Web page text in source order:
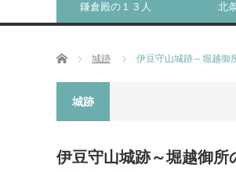
鎌倉殿の１３人 北
ホーム 城跡 伊豆守山城跡～堀越御
城跡
伊豆守山城跡～堀越御所